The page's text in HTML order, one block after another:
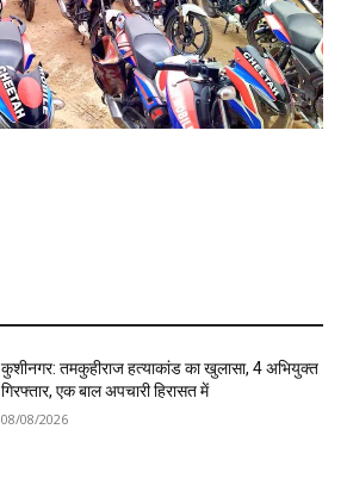
कुशीनगर: तमकुहीराज हत्याकांड का खुलासा, 4 अभियुक्त
गिरफ्तार, एक बाल अपचारी हिरासत में
08/08/2026